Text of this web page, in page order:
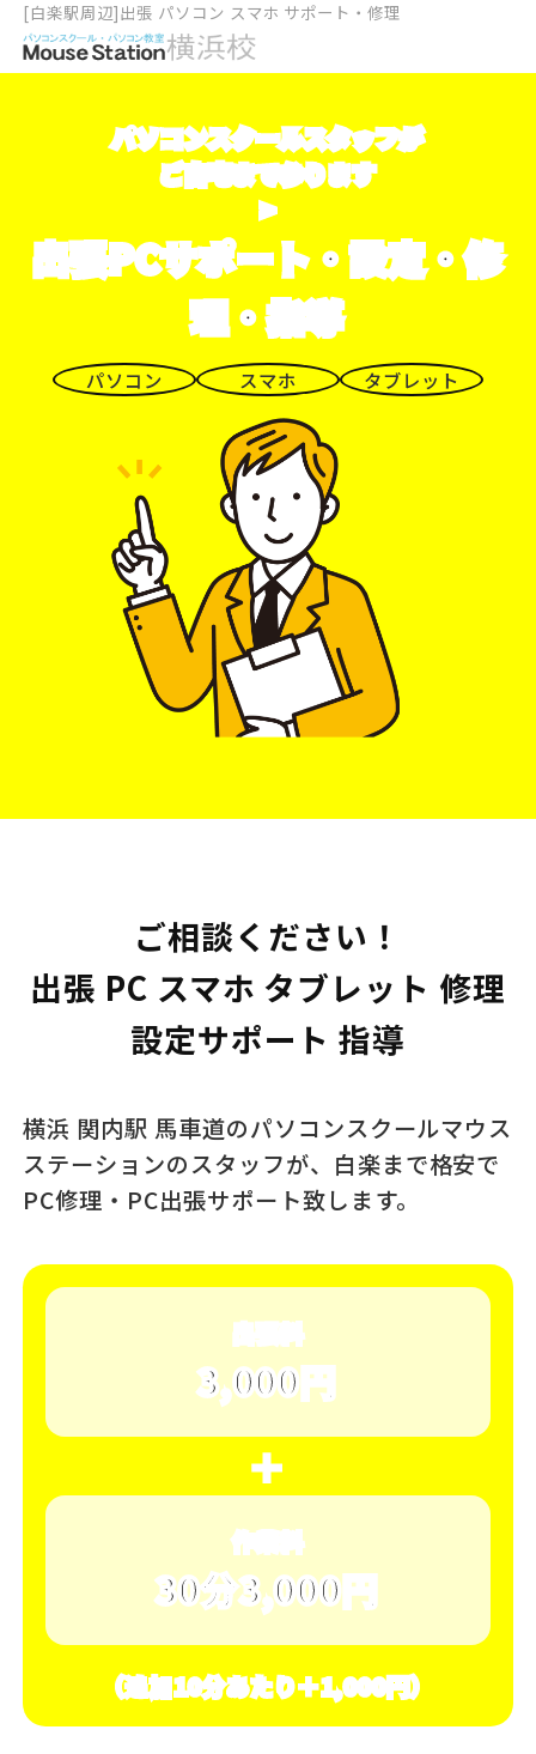
[白楽駅周辺]出張 パソコン スマホ サポート・修理
パソコンスクールスタッフが
ご自宅まで参ります
>
出張PCサポート・設定・修
理・指導
パソコン スマホ タブレット
ご相談ください！
出張 PC スマホ タブレット 修理
設定サポート 指導
横浜 関内駅 馬車道のパソコンスクールマウス
ステーションのスタッフが、 白楽まで格安で
PC修理・PC出張サポート致します。
出張料
3,000円
＋
作業料
30分3,000円
（追加10分あたり＋1,000円）